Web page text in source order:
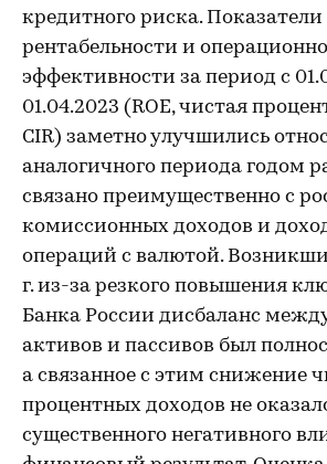
кредитного риска. Показатели
рентабельности и
эффективности за период с
01.04.2023 (ROE, чистая
CIR) заметно улучшились
аналогичного периода годом
связано преимущественно с
комиссионных доходов и
операций с валютой.
г. из-за резкого повышения
Банка России дисбаланс
активов и пассивов был
а связанное с этим снижение
процентных доходов не
существенного негативного